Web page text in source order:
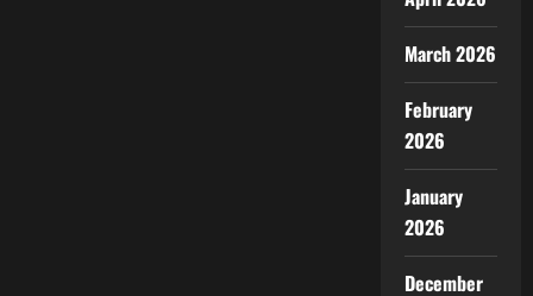
March 2026
February
2026
January
2026
December